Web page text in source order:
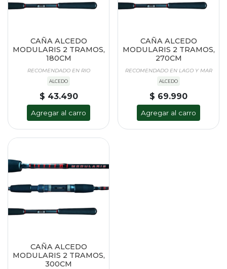
CAÑA ALCEDO
MODULARIS 2 TRAMOS,
180CM
RECOMENDADO EN RIO
ALCEDO
$ 43.490
Agregar al carro
CAÑA ALCEDO
MODULARIS 2 TRAMOS,
270CM
RECOMENDADO EN LAGO Y MAR
ALCEDO
$ 69.990
Agregar al carro
CAÑA ALCEDO
MODULARIS 2 TRAMOS,
300CM